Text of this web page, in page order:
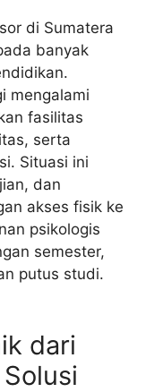
di Sumatera
banyak
mengalami
fasilitas
serta
Situasi ini
dan
akses fisik ke
psikologis
semester,
putus studi.
dari